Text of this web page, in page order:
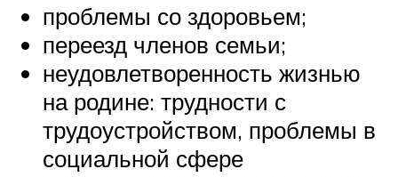
проблемы со здоровьем;
переезд членов семьи;
неудовлетворенность жизнью
на родине: трудности с
трудоустройством, проблемы в
социальной сфере